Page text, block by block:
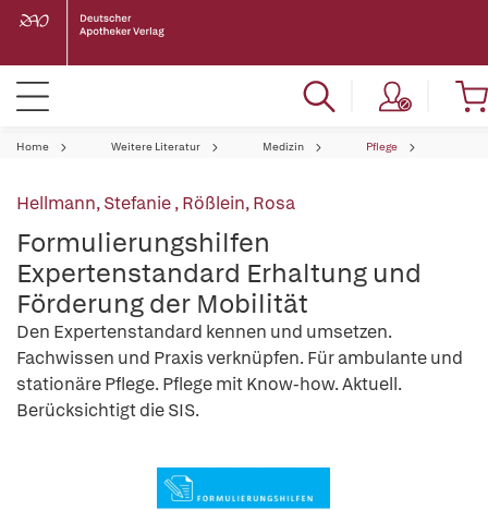
Home Weitere Literatur Medizin Pflege
Hellmann, Stefanie,Rößlein, Rosa
Formulierungshilfen
Expertenstandard Erhaltung und
Förderung der Mobilität
Den Expertenstandard kennen und umsetzen.
Fachwissen und Praxis verknüpfen. Für ambulante und
stationäre Pflege. Pflege mit Know-how. Aktuell.
Berücksichtigt die SIS.